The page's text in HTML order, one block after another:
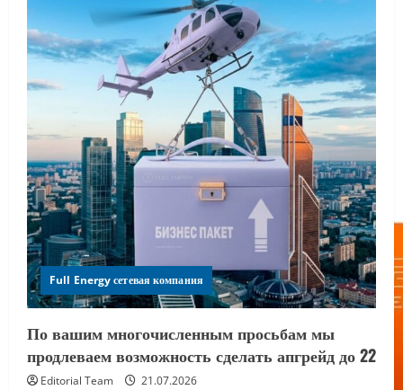
Full Energy сетевая компания
По вашим многочисленным просьбам мы
продлеваем возможность сделать апгрейд до 22
Editorial Team 21.07.2026